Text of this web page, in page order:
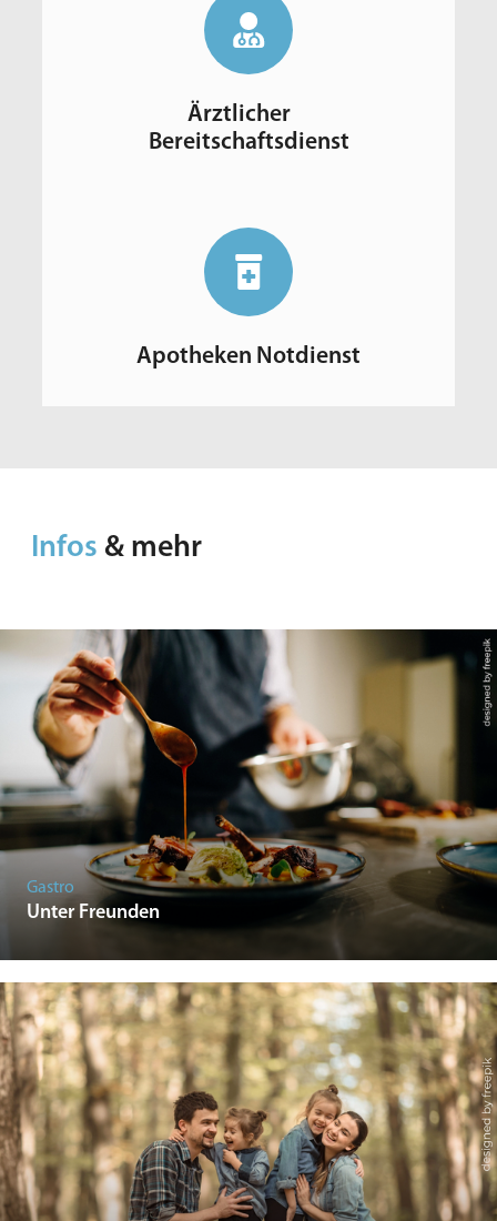
Ärztlicher
Bereitschaftsdienst
Apotheken Notdienst
Infos & mehr
Gastro
Unter Freunden